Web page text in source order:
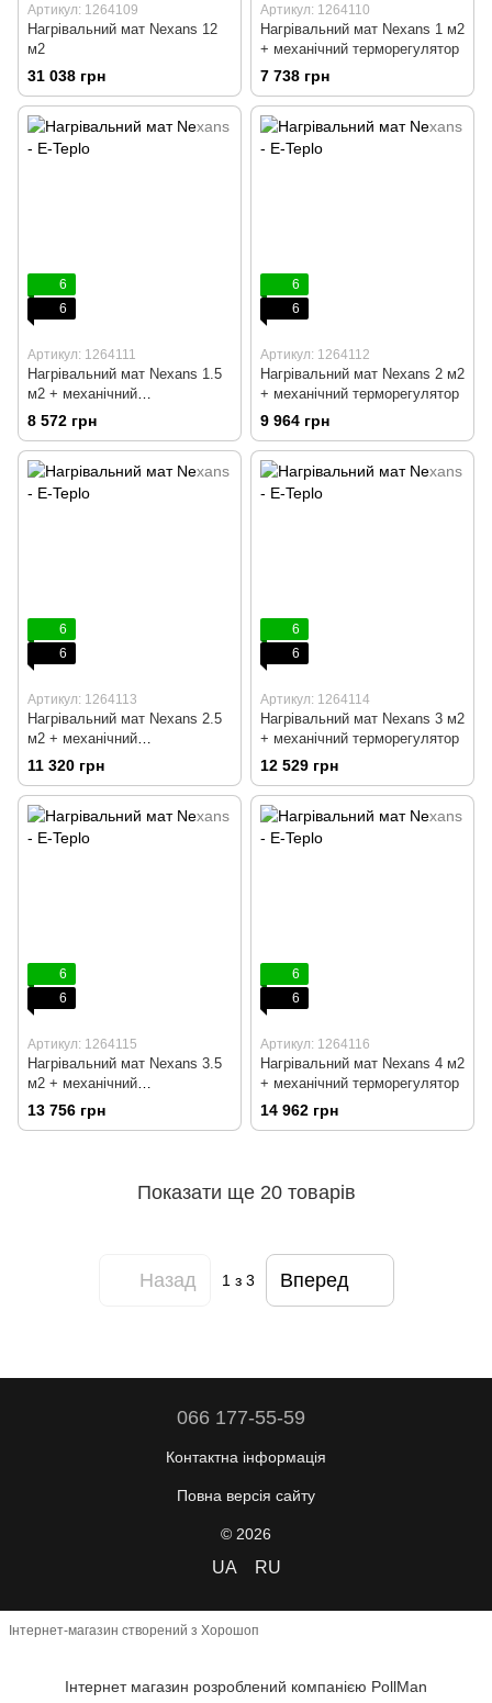
Артикул: 1264109
Нагрівальний мат Nexans 12
м2
31 038 грн
Артикул: 1264110
Нагрівальний мат Nexans 1 м2
+ механічний терморегулятор
7 738 грн
6
6
Артикул: 1264111
Нагрівальний мат Nexans 1.5
м2 + механічний
терморегулятор
8 572 грн
6
6
Артикул: 1264112
Нагрівальний мат Nexans 2 м2
+ механічний терморегулятор
9 964 грн
6
6
Артикул: 1264113
Нагрівальний мат Nexans 2.5
м2 + механічний
терморегулятор
11 320 грн
6
6
Артикул: 1264114
Нагрівальний мат Nexans 3 м2
+ механічний терморегулятор
12 529 грн
6
6
Артикул: 1264115
Нагрівальний мат Nexans 3.5
м2 + механічний
терморегулятор
13 756 грн
6
6
Артикул: 1264116
Нагрівальний мат Nexans 4 м2
+ механічний терморегулятор
14 962 грн
Показати ще 20 товарів
Назад 1з 3 Вперед
066 177-55-59
Контактна інформація
Повна версія сайту
© 2026
UA RU
Інтернет-магазин створений з Хорошоп
Інтернет магазин розроблений компанією PollMan